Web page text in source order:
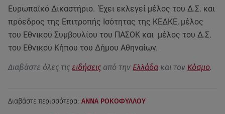
Ευρωπαϊκό Δικαστήριο. Έχει εκλεγεί μέλος του Δ.Σ. και
πρόεδρος της Επιτροπής Ισότητας της ΚΕΔΚΕ, μέλος
του Εθνικού Συμβουλίου του ΠΑΣΟΚ και μέλος του Δ.Σ.
του Εθνικού Κήπου του Δήμου Αθηναίων.
Διαβάστε όλες τις ειδήσεις από την Ελλάδα και τον Κόσμο.
Διαβάστε περισσότερα: ΑΝΝΑ ΡΟΚΟΦΥΛΛΟΥ